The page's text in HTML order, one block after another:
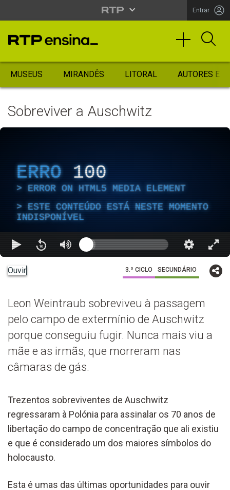
Entrar
MUSEUS MIRANDÊS LITORAL AUTORES
Sobreviver a Auschwitz
ERRO 100
ERROR ON HTML5 MEDIA ELEMENT
ESTE CONTEÚDO ESTÁ NESTE MOMENTO
INDISPONÍVEL
Ouvir 3.º CICLO SECUNDÁRIO
Leon Weintraub sobreviveu à passagem
pelo campo de extermínio de Auschwitz
porque conseguiu fugir. Nunca mais viu a
mãe e as irmãs, que morreram nas
câmaras de gás.
Trezentos sobreviventes de Auschwitz
regressaram à Polónia para assinalar os 70 anos de
libertação do campo de concentração que ali existiu
e que é considerado um dos maiores símbolos do
holocausto.
Esta é umas das últimas oportunidades para ouvir